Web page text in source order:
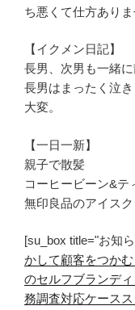
ち悪くて仕方ありま
【イクメン日記】
長男、次男も一緒に
長男はまったく泣
大変。
【一日一新】
親子で散髪
コーヒービーン&テ
無印良品のアイス
[su_box title="お知
かして顧客をつか
のセルフブランデ
務調査対応ケースス